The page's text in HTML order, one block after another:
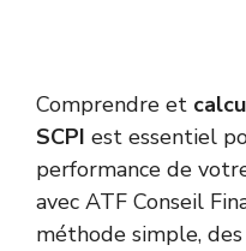
Comprendre et
SCPI est essentiel
performance de
avec ATF Conseil
méthode simple,